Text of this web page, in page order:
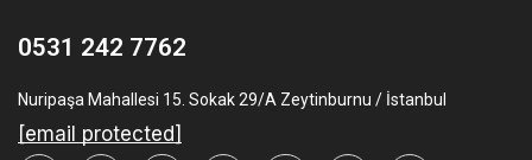
0531 242 7762
Nuripaşa Mahallesi 15. Sokak 29/A Zeytinburnu / İstanbul
[email protected]